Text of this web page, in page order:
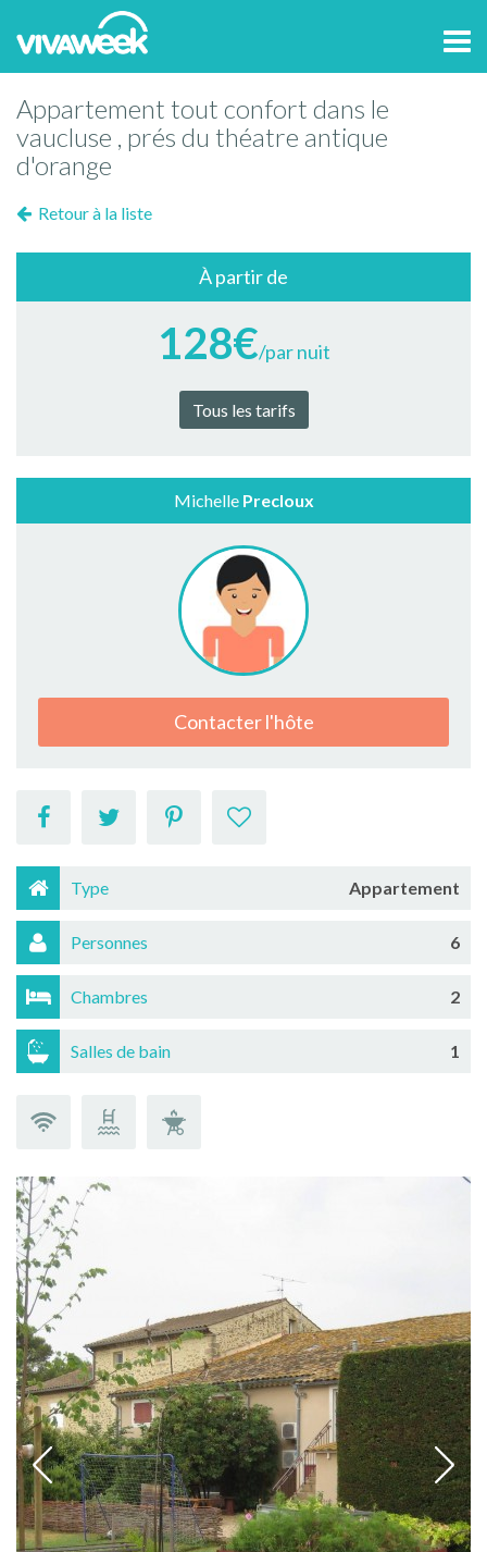
Appartement tout confort dans le
vaucluse , prés du théatre antique
d'orange
Retour à la liste
À partir de
128€/par nuit
Tous les tarifs
Michelle Precloux
Contacter l'hôte
Type Appartement
Personnes 6
Chambres 2
Salles de bain 1